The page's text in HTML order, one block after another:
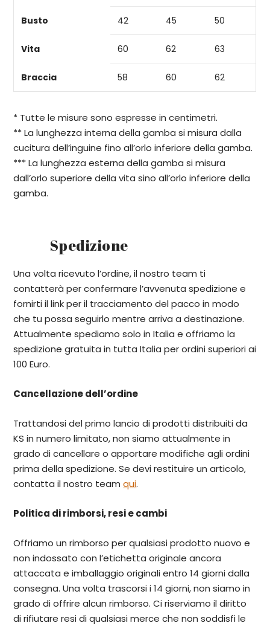
Busto 42 45 50
Vita 60 62 63
Braccia 58 60 62
* Tutte le misure sono espresse in centimetri.
** La lunghezza interna della gamba si misura dalla
cucitura dell’inguine fino all’orlo inferiore della gamba.
*** La lunghezza esterna della gamba si misura
dall’orlo superiore della vita sino all’orlo inferiore della
gamba.
Spedizione
Una volta ricevuto l’ordine, il nostro team ti
contatterà per confermare l’avvenuta spedizione e
fornirti il link per il tracciamento del pacco in modo
che tu possa seguirlo mentre arriva a destinazione.
Attualmente spediamo solo in Italia e offriamo la
spedizione gratuita in tutta Italia per ordini superiori ai
100 Euro.
Cancellazione dell’ordine
Trattandosi del primo lancio di prodotti distribuiti da
KS in numero limitato, non siamo attualmente in
grado di cancellare o apportare modifiche agli ordini
prima della spedizione. Se devi restituire un articolo,
contatta il nostro teamqui.
Politica di rimborsi, resi e cambi
Offriamo un rimborso per qualsiasi prodotto nuovo e
non indossato con l’etichetta originale ancora
attaccata e imballaggio originali entro 14 giorni dalla
consegna. Una volta trascorsi i 14 giorni, non siamo in
grado di offrire alcun rimborso. Ci riserviamo il diritto
di rifiutare resi di qualsiasi merce che non soddisfi le